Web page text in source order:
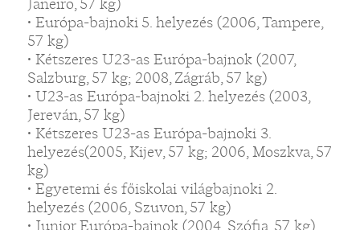
• Európa-bajnoki 5. helyezés (2006, Tampere,
57 kg)
• Kétszeres U23-as Európa-bajnok (2007,
Salzburg, 57 kg; 2008, Zágráb, 57 kg)
• U23-as Európa-bajnoki 2. helyezés (2003,
Jereván, 57 kg)
• Kétszeres U23-as Európa-bajnoki 3.
helyezés(2005, Kijev, 57 kg; 2006, Moszkva, 57
kg)
• Egyetemi és főiskolai világbajnoki 2.
helyezés (2006, Szuvon, 57 kg)
• Junior Európa-bajnok (2004, Szófia, 57 kg)